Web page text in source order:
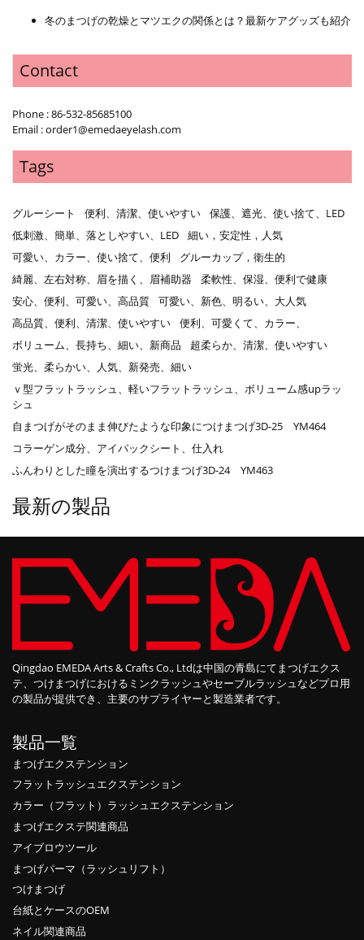
冬のまつげの乾燥とマツエクの関係とは？最新ケアグッズも紹介
Contact
Phone : 86-532-85685100
Email : order1@emedaeyelash.com
Tags
グルーシート 便利、清潔、使いやすい
保護、遮光、使い捨て、LED
低刺激、簡単、落としやすい、LED
細い，安定性，人気
可愛い、カラー、使い捨て、便利
グルーカップ，衛生的
綺麗、左右対称、眉を描く、眉補助器
柔軟性、保湿、便利で健康
安心、便利、可愛い、高品質
可愛い、新色、明るい、大人気
高品質、便利、清潔、使いやすい
便利、可愛くて、カラー、
ボリューム、長持ち、細い、新商品
超柔らか、清潔、使いやすい
蛍光、柔らかい、人気、新発売、細い
ｖ型フラットラッシュ、軽いフラットラッシュ、ボリューム感upラッ
シュ
自まつげがそのまま伸びたような印象につけまつげ3D-25 YM464
コラーゲン成分、アイパックシート、仕入れ
ふんわりとした瞳を演出するつけまつげ3D-24 YM463
最新の製品
Qingdao EMEDA Arts & Crafts Co., Ltdは中国の青島にてまつげエクス
テ、つけまつげにおけるミンクラッシュやセーブルラッシュなどプロ用
の製品が提供でき、主要のサプライヤーと製造業者です。
製品一覧
まつげエクステンション
フラットラッシュエクステンション
カラー（フラット）ラッシュエクステンション
まつげエクステ関連商品
アイブロウツール
まつげパーマ（ラッシュリフト）
つけまつげ
台紙とケースのOEM
ネイル関連商品